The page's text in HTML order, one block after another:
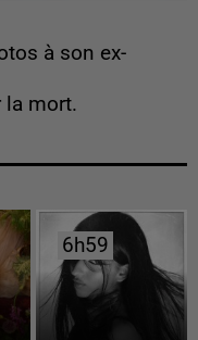
à son ex-
la mort.
6h59
6h59